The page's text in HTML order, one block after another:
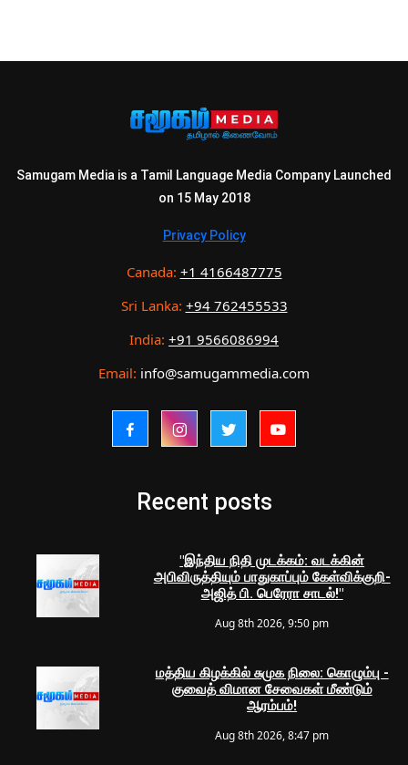
Samugam Media is a Tamil Language Media Company Launched
on 15 May 2018
Privacy Policy
Canada: +1 4166487775
Sri Lanka: +94 762455533
India: +91 9566086994
Email: info@samugammedia.com
Recent posts
"இந்திய நிதி முடக்கம்: வடக்கின்
அபிவிருத்தியும் பாதுகாப்பும் கேள்விக்குறி-
அஜித் பி. பெரேரா சாடல்!"
Aug 8th 2026, 9:50 pm
மத்திய கிழக்கில் சுமுக நிலை: கொழும்பு -
குவைத் விமான சேவைகள் மீண்டும்
ஆரம்பம்!
Aug 8th 2026, 8:47 pm